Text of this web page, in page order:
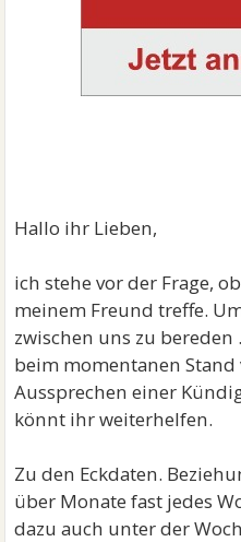
Hallo ihr Lieben,
ich stehe vor der Frage,
meinem Freund treffe.
zwischen uns zu bereden
beim momentanen
Aussprechen einer
könnt ihr weiterhelfen.
Zu den Eckdaten.
über Monate fast jedes
dazu auch unter der